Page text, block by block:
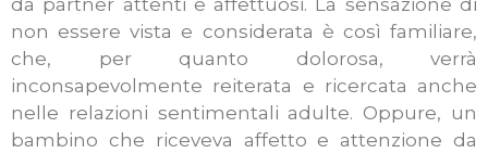
da partner attenti e affettuosi. La sensazione di
non essere vista e considerata è così familiare,
che, per quanto dolorosa, verrà
inconsapevolmente reiterata e ricercata anche
nelle relazioni sentimentali adulte. Oppure, un
bambino che riceveva affetto e attenzione da